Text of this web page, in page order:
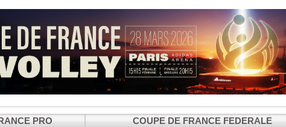
DOCUMENTS UTILES
SITUATION SANITAIRE
COVID-19
>CLIQUEZ ICI
PRO COUPE DE FRANCE FEDERALE